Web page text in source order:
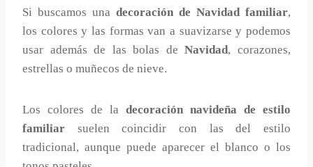
Si buscamos una decoración de Navidad familiar,
los colores y las formas van a suavizarse y podemos
usar además de las bolas deNavidad, corazones,
estrellas o muñecos de nieve.
Los colores de la decoración navideña de estilo
familiar suelen coincidir con las del estilo
tradicional, aunque puede aparecer el blanco o los